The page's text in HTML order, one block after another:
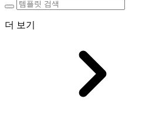
더 보기